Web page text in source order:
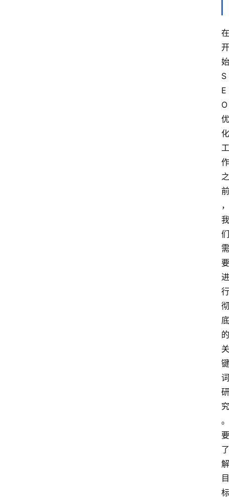
在
开
始
S
E
O
优
化
工
作
之
前
，
我
们
需
要
进
行
彻
底
的
关
键
词
研
究
。
要
了
解
目
标